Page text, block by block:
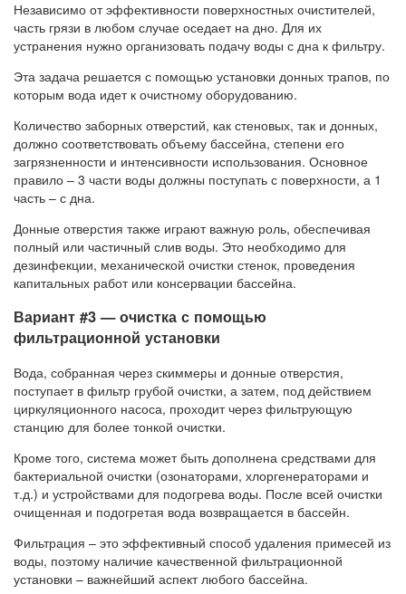
Независимо от эффективности поверхностных очистителей,
часть грязи в любом случае оседает на дно. Для их
устранения нужно организовать подачу воды с дна к фильтру.
Эта задача решается с помощью установки донных трапов, по
которым вода идет к очистному оборудованию.
Количество заборных отверстий, как стеновых, так и донных,
должно соответствовать объему бассейна, степени его
загрязненности и интенсивности использования. Основное
правило – 3 части воды должны поступать с поверхности, а 1
часть – с дна.
Донные отверстия также играют важную роль, обеспечивая
полный или частичный слив воды. Это необходимо для
дезинфекции, механической очистки стенок, проведения
капитальных работ или консервации бассейна.
Вариант #3 — очистка с помощью
фильтрационной установки
Вода, собранная через скиммеры и донные отверстия,
поступает в фильтр грубой очистки, а затем, под действием
циркуляционного насоса, проходит через фильтрующую
станцию для более тонкой очистки.
Кроме того, система может быть дополнена средствами для
бактериальной очистки (озонаторами, хлоргенераторами и
т.д.) и устройствами для подогрева воды. После всей очистки
очищенная и подогретая вода возвращается в бассейн.
Фильтрация – это эффективный способ удаления примесей из
воды, поэтому наличие качественной фильтрационной
установки – важнейший аспект любого бассейна.